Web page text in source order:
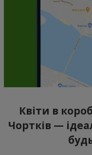
Квіти в
Чортків —